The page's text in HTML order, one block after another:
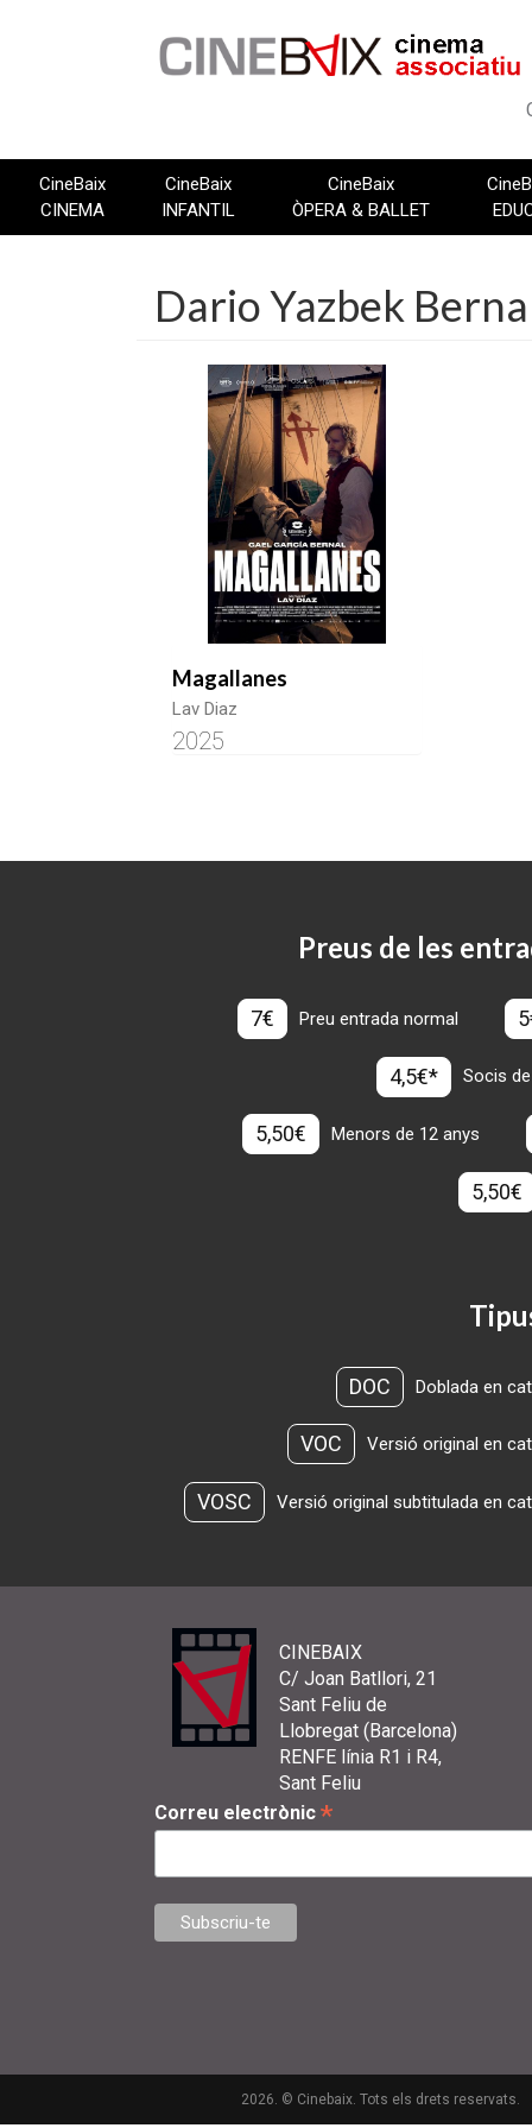
CineBaix
CINEMA
CineBaix
INFANTIL
CineBaix
ÒPERA & BALLET
Dario Yazbek
Magallanes
Lav Diaz
2025
Preus de les
7€ Preu entrada normal
4,5€* Socis
5,50€ Menors de 12 anys
5,50€
DOC Doblada en
VOC Versió original en
VOSC Versió original subtitulada en
CINEBAIX
C/ Joan Batllori, 21
Sant Feliu de
Llobregat (Barcelona)
RENFE línia R1 i R4,
Sant Feliu
Correu electrònic *
2026. © Cinebaix. Tots els drets reservats.